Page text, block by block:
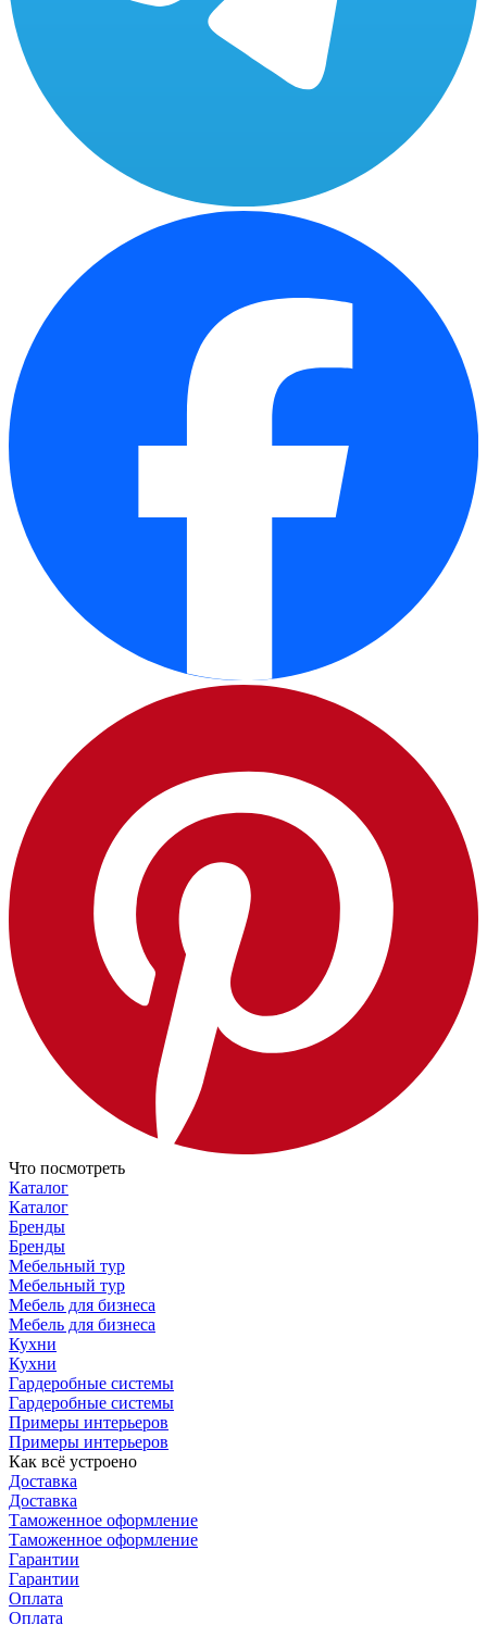
Что посмотреть
Каталог
Каталог
Бренды
Бренды
Мебельный тур
Мебельный тур
Мебель для бизнеса
Мебель для бизнеса
Кухни
Кухни
Гардеробные системы
Гардеробные системы
Примеры интерьеров
Примеры интерьеров
Как всё устроено
Доставка
Доставка
Таможенное оформление
Таможенное оформление
Гарантии
Гарантии
Оплата
Оплата